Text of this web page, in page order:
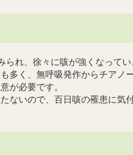
れ、徐々に咳が強くなってい
多く、無呼吸発作からチアノ
が必要です。
いので、百日咳の罹患に気